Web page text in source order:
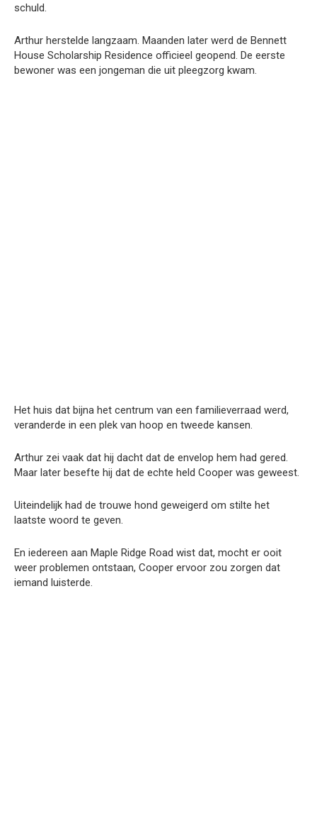
schuld.
Arthur herstelde langzaam. Maanden later werd de Bennett
House Scholarship Residence officieel geopend. De eerste
bewoner was een jongeman die uit pleegzorg kwam.
Het huis dat bijna het centrum van een familieverraad werd,
veranderde in een plek van hoop en tweede kansen.
Arthur zei vaak dat hij dacht dat de envelop hem had gered.
Maar later besefte hij dat de echte held Cooper was geweest.
Uiteindelijk had de trouwe hond geweigerd om stilte het
laatste woord te geven.
En iedereen aan Maple Ridge Road wist dat, mocht er ooit
weer problemen ontstaan, Cooper ervoor zou zorgen dat
iemand luisterde.